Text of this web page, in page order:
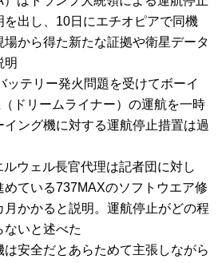
を出し、10日にエチオピアで同機
から得た新たな証拠や衛星データ
明
ッテリー発火問題を受けてボーイ
ドリームライナー）の運航を一時
ング機に対する運航停止措置は過
ウェル長官代理は記者団に対し
ている737MAXのソフトウエア修
月かかると説明。運航停止がどの程
ないと述べた
安全だとあらためて主張しながら